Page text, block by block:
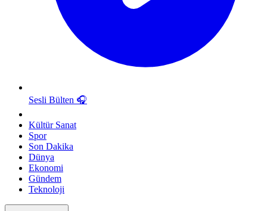
Sesli Bülten 🎧
Kültür Sanat
Spor
Son Dakika
Dünya
Ekonomi
Gündem
Teknoloji